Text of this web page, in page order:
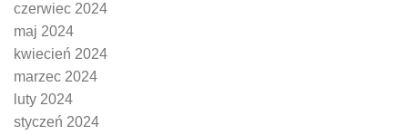
czerwiec 2024
maj 2024
kwiecień 2024
marzec 2024
luty 2024
styczeń 2024